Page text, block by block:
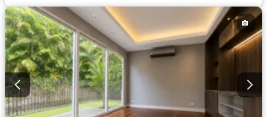
Cocina integral
Internet
Gas natural
Vista panorámica Sauna
Seguridad
Cuarto de servicio
Piscina Cancha de tenis
Agua
Patio